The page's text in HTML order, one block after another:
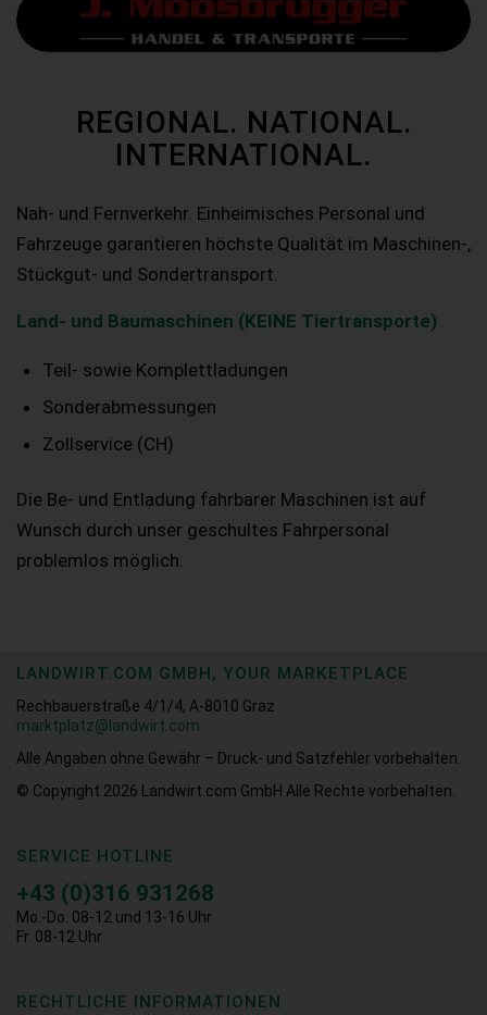
REGIONAL. NATIONAL.
INTERNATIONAL.
Nah- und Fernverkehr. Einheimisches Personal und
Fahrzeuge garantieren höchste Qualität im Maschinen-,
Stückgut- und Sondertransport.
Land- und Baumaschinen (KEINE Tiertransporte)
Teil- sowie Komplettladungen
Sonderabmessungen
Zollservice (CH)
Die Be- und Entladung fahrbarer Maschinen ist auf
Wunsch durch unser geschultes Fahrpersonal
problemlos möglich.
LANDWIRT.COM GMBH, YOUR MARKETPLACE
Rechbauerstraße 4/1/4, A-8010 Graz
marktplatz@landwirt.com
Alle Angaben ohne Gewähr – Druck- und Satzfehler vorbehalten.
© Copyright 2026
Landwirt.com GmbH Alle Rechte vorbehalten.
SERVICE HOTLINE
+43 (0)316 931268
Mo.-Do. 08-12 und 13-16 Uhr
Fr. 08-12 Uhr
RECHTLICHE INFORMATIONEN